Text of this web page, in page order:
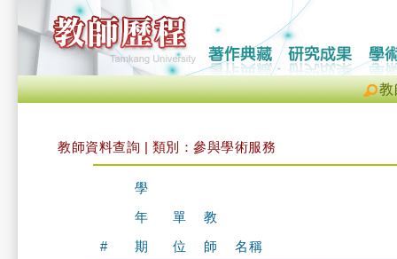
教
教師資料查詢 | 類別：參與學術服務
#
學
年
期
單
位
教
師
名稱